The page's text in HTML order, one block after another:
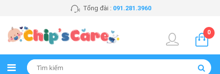
Tổng đài : 091.281.3960
0